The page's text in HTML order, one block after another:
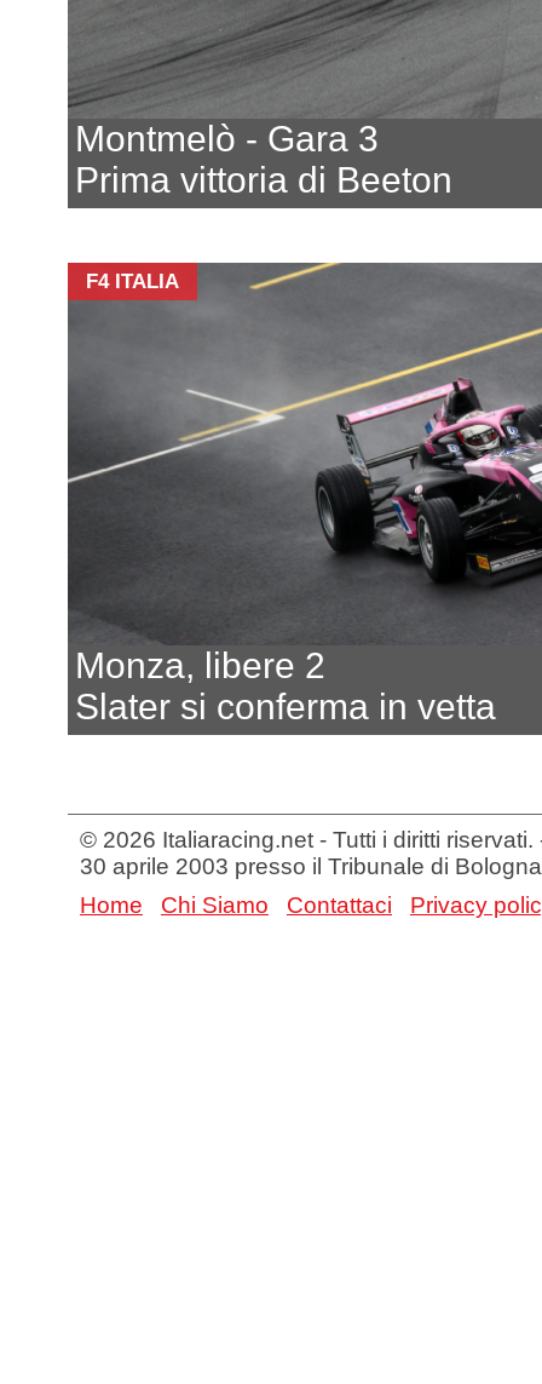
Montmelò - Gara 3
Prima vittoria di Beeton
F4 ITALIA
Monza, libere 2
Slater si conferma in vetta
© 2026 Italiaracing.net - Tutti i diritti
30 aprile 2003 presso il Tribunale di Bologna
Home
Chi Siamo Contattaci Privacy